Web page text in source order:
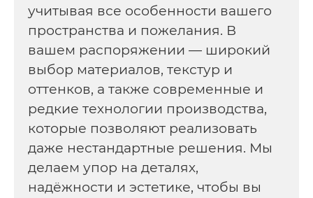
учитывая все особенности вашего
пространства и пожелания. В
вашем распоряжении — широкий
выбор материалов, текстур и
оттенков, а также современные и
редкие технологии производства,
которые позволяют реализовать
даже нестандартные решения. Мы
делаем упор на деталях,
надёжности и эстетике, чтобы вы